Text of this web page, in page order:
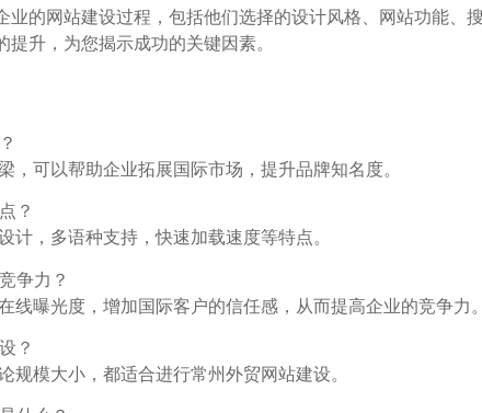
业的网站建设过程，包括他们选择的设计风格、网站功能
升，为您揭示成功的关键因素。
，可以帮助企业拓展国际市场，提升品牌知名度。
？
，多语种支持，快速加载速度等特点。
争力？
线曝光度，增加国际客户的信任感，从而提高企业的竞争力。
？
模大小，都适合进行常州外贸网站建设。